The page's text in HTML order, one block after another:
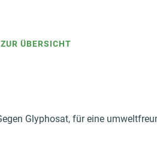
ZUR ÜBERSICHT